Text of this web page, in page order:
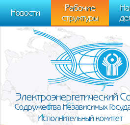
m[i].l=1*new Date(); for (var j = 0; j <
trackLinks:true, accurateTrackBounce:true });
Новости
Рабочие
структуры
Электроэнергетический
Содружества Независимых
Исполнительный комитет